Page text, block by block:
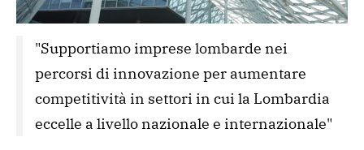
"Supportiamo imprese lombarde nei
percorsi di innovazione per aumentare
competitività in settori in cui la Lombardia
eccelle a livello nazionale e internazionale"